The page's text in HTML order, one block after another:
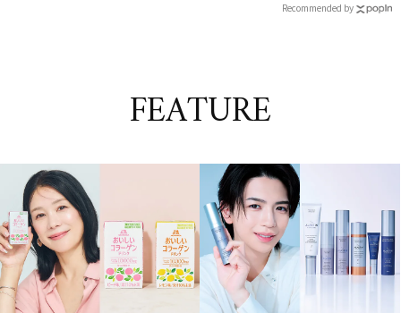
Recommended by
FEATURE